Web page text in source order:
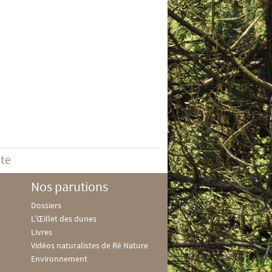
Nos parutions
Dossiers
L’Œillet des dunes
Livres
Vidéos naturalistes de Ré Nature
Environnement